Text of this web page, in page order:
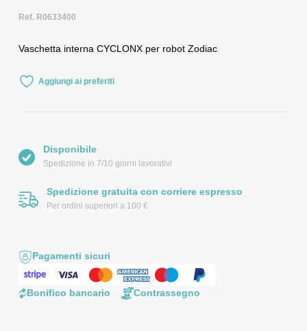
Ref. R0633400
Vaschetta interna CYCLONX per robot Zodiac
Aggiungi ai preferiti
Disponibile
Spedizione in 7/10 giorni lavorativi
Spedizione gratuita con corriere espresso
Per ordini superiori a 100 €
Pagamenti sicuri
Bonifico bancario Contrassegno